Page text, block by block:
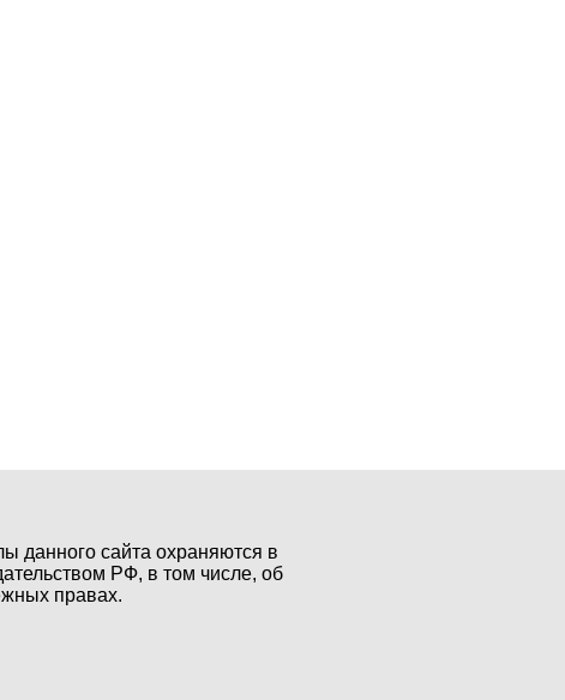
данного сайта охраняются в
РФ, в том числе, об
правах.